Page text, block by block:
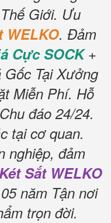
Giới. Ưu
WELKO. Đảm
Cực SOCK+
Tại Xưởng
Miễn Phí. Hỗ
đáo 24/24.
tại cơ quan.
nghiệp, đảm
Két Sắt WELKO
năm Tận nơi
trọn đời.